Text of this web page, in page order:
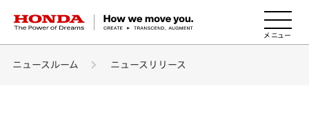
HONDA The Power of Dreams
ニュースルーム ニュースリリース